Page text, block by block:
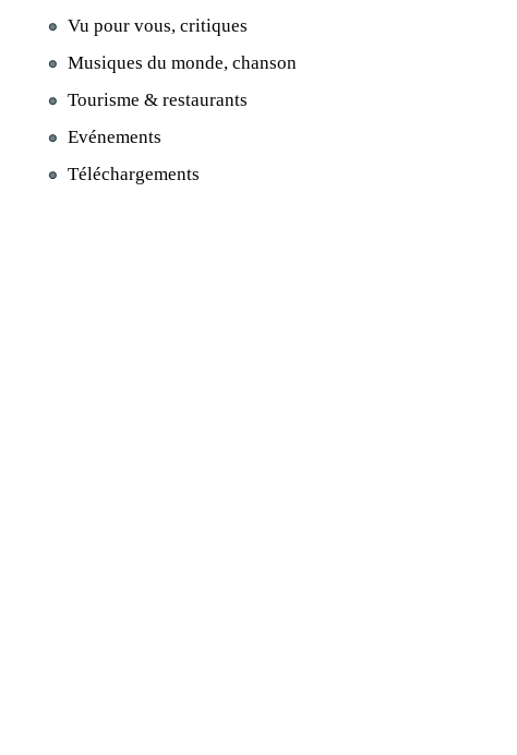
Vu pour vous, critiques
Musiques du monde, chanson
Tourisme & restaurants
Evénements
Téléchargements